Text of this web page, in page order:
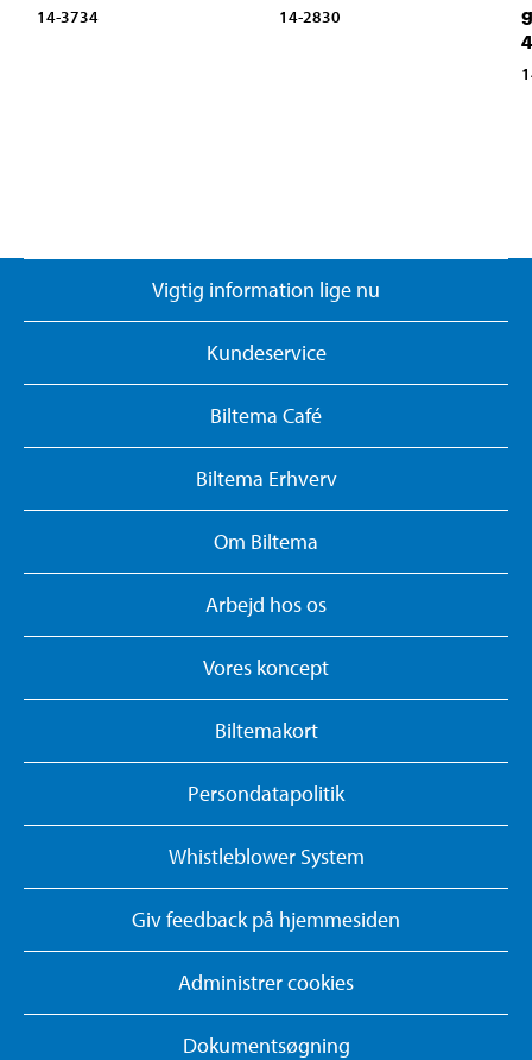
14-3734 14-2830
Vigtig information lige nu
Kundeservice
Biltema Café
Biltema Erhverv
Om Biltema
Arbejd hos os
Vores koncept
Biltemakort
Persondatapolitik
Whistleblower System
Giv feedback på hjemmesiden
Administrer cookies
Dokumentsøgning